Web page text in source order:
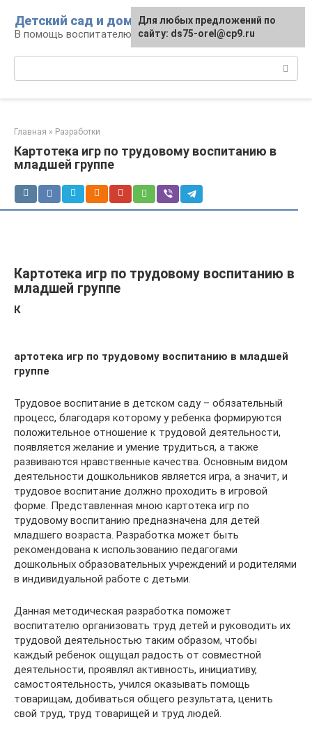
контенту
Детский сад и дом
В помощь воспитателю и родителям
Главная » Разработки
Картотека игр по трудовому воспитанию в
младшей группе
Картотека игр по трудовому воспитанию в
младшей группе
К
артотека игр по трудовому воспитанию в младшей
группе
Трудовое воспитание в детском саду – обязательный
процесс, благодаря которому у ребенка формируются
положительное отношение к трудовой деятельности,
появляется желание и умение трудиться, а также
развиваются нравственные качества. Основным видом
деятельности дошкольников является игра, а значит, и
трудовое воспитание должно проходить в игровой
форме. Представленная мною картотека игр по
трудовому воспитанию предназначена для детей
младшего возраста. Разработка может быть
рекомендована к использованию педагогами
дошкольных образовательных учреждений и родителями
в индивидуальной работе с детьми.
Данная методическая разработка поможет
воспитателю организовать труд детей и руководить их
трудовой деятельностью таким образом, чтобы
каждый ребенок ощущал радость от совместной
деятельности, проявлял активность, инициативу,
самостоятельность, учился оказывать помощь
товарищам, добиваться общего результата, ценить
свой труд, труд товарищей и труд людей.
Для любых предложений по
сайту: ds75-orel@cp9.ru